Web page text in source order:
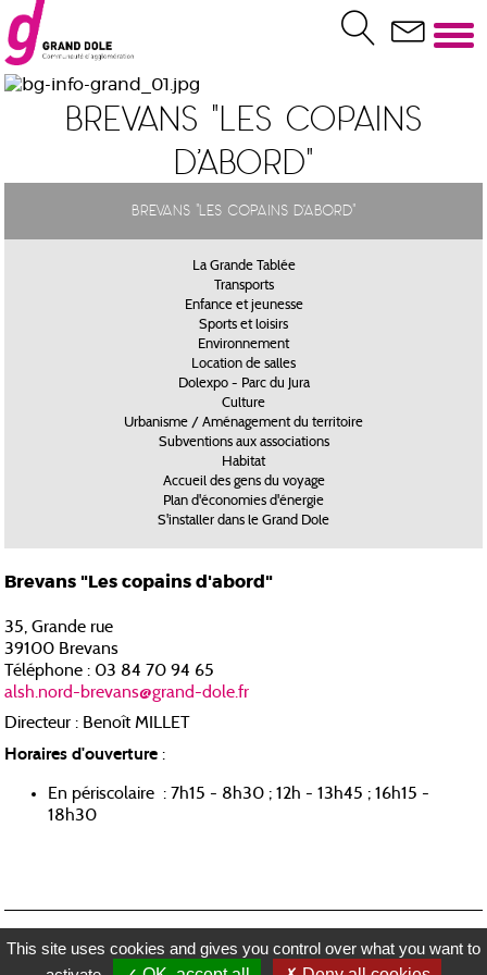
Brevans "Les copains
d'abord"
Brevans "Les copains d'abord"
La Grande Tablée
Transports
Enfance et jeunesse
Sports et loisirs
Environnement
Location de salles
Dolexpo - Parc du Jura
Culture
Urbanisme / Aménagement du territoire
Subventions aux associations
Habitat
Accueil des gens du voyage
Plan d'économies d'énergie
S'installer dans le Grand Dole
Brevans "Les copains d'abord"
35, Grande rue
39100 Brevans
Téléphone : 03 84 70 94 65
alsh.nord-brevans@grand-dole.fr
Directeur : Benoît MILLET
Horaires d'ouverture :
En périscolaire : 7h15 - 8h30 ; 12h - 13h45 ; 16h15 -
18h30
RÉALISATION KOREDGE
This site uses cookies and gives you control over what you want to